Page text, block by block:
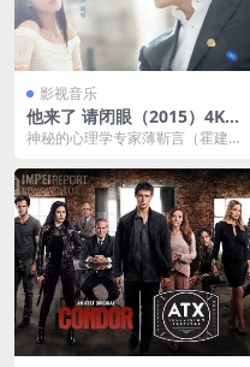
影视音乐
他来了 请闭眼（2015）4K高
清高码率 无台标 S01全
神秘的心理学专家薄靳言（霍建华
饰）作为翻译和生活助...